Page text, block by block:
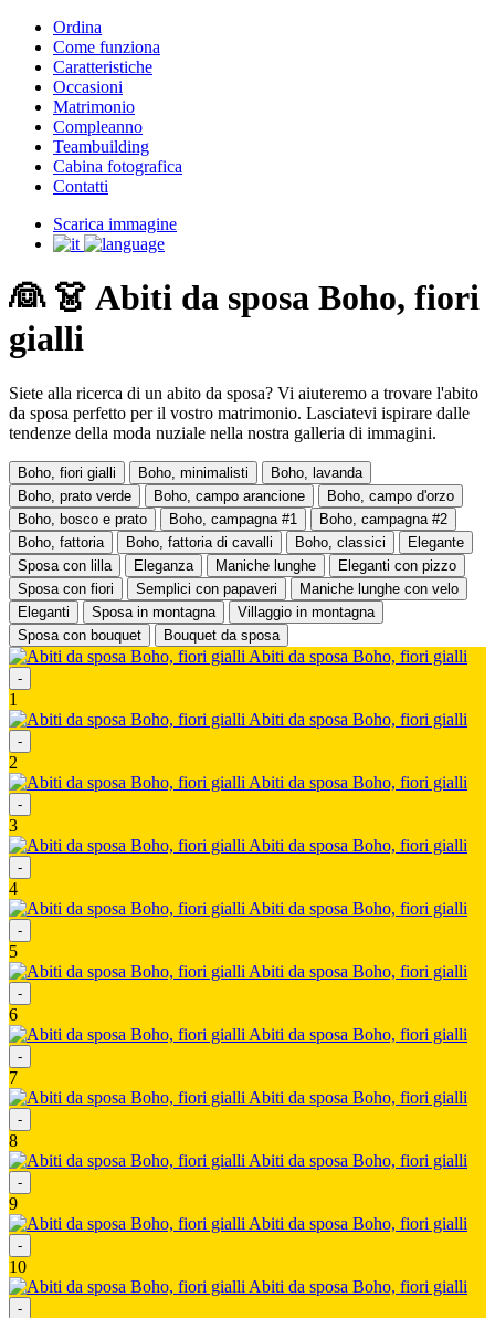
Ordina
Come funziona
Caratteristiche
Occasioni
Matrimonio
Compleanno
Teambuilding
Cabina fotografica
Contatti
Scarica immagine
👰 👗 Abiti da sposa Boho, fiori
gialli
Siete alla ricerca di un abito da sposa? Vi aiuteremo a trovare l'abito
da sposa perfetto per il vostro matrimonio. Lasciatevi ispirare dalle
tendenze della moda nuziale nella nostra galleria di immagini.
Boho, fiori gialli Boho, minimalisti
Boho, lavanda
Boho, prato verde
Boho, campo arancione
Boho, campo d'orzo
Boho, bosco e prato
Boho, campagna #1
Boho, campagna #2
Boho, fattoria
Boho, fattoria di cavalli Boho, classici
Elegante
Sposa con lilla
Eleganza Maniche lunghe
Eleganti con pizzo
Sposa con fiori
Semplici con papaveri
Maniche lunghe con velo
Eleganti
Sposa in montagna
Villaggio in montagna
Sposa con bouquet
Bouquet da sposa
Abiti da sposa Boho, fiori gialli
-
1
Abiti da sposa Boho, fiori gialli
-
2
Abiti da sposa Boho, fiori gialli
-
3
Abiti da sposa Boho, fiori gialli
-
4
Abiti da sposa Boho, fiori gialli
-
5
Abiti da sposa Boho, fiori gialli
-
6
Abiti da sposa Boho, fiori gialli
-
7
Abiti da sposa Boho, fiori gialli
-
8
Abiti da sposa Boho, fiori gialli
-
9
Abiti da sposa Boho, fiori gialli
-
10
Abiti da sposa Boho, fiori gialli
-